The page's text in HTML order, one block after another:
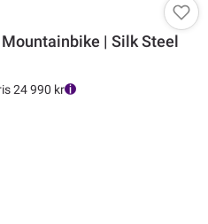
| Silk Steel
24 990 kr